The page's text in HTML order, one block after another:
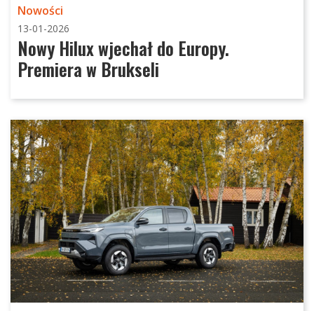
Nowości
13-01-2026
Nowy Hilux wjechał do Europy.
Premiera w Brukseli